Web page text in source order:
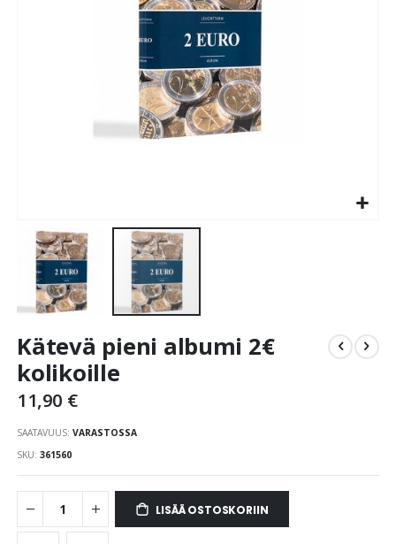
to
the
beginning
of
images
gallery
Kätevä pieni albumi 2€
kolikoille
11,90 €
SAATAVUUS: VARASTOSSA
SKU 361560
LISÄÄ OSTOSKORIIN